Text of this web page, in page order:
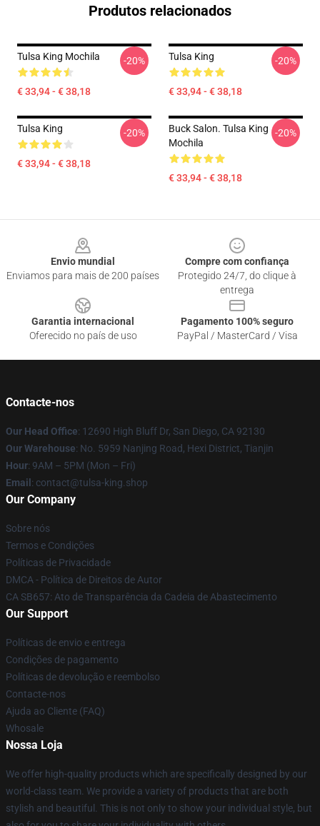
Produtos relacionados
Tulsa King Mochila
€ 33,94 - € 38,18
-20% Tulsa King
€ 33,94 - € 38,18
-20%
Tulsa King
€ 33,94 - € 38,18
-20%
Buck Salon. Tulsa King
Mochila
€ 33,94 - € 38,18
-20%
Envio mundial
Enviamos para mais de 200 países
Compre com confiança
Protegido 24/7, do clique à
entrega
Garantia internacional
Oferecido no país de uso
Pagamento 100% seguro
PayPal / MasterCard / Visa
Contacte-nos
Our Head Office: 12690 High Bluff Dr, San Diego, CA 92130
Our Warehouse: No. 5959 Nanjing Road, Hexi District, Tianjin
Hour: 9AM – 5PM (Mon – Fri)
Email : contact@tulsa-king.shop
Our Company
Sobre nós
Termos e Condições
Políticas de Privacidade
DMCA - Política de Direitos de Autor
CA SB657: Ato de Transparência da Cadeia de Abastecimento
Our Support
Políticas de envio e entrega
Condições de pagamento
Políticas de devolução e reembolso
Contacte-nos
Ajuda ao Cliente (FAQ)
Whosale
Nossa Loja
We offer high-quality products which are specifically designed by our
world-class team. We provide a variety of products that are both
stylish and beautiful. This is not only to show your individual style, but